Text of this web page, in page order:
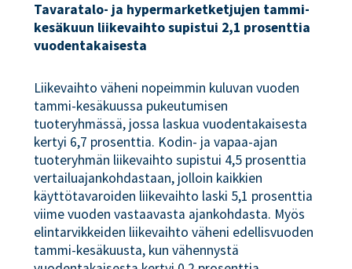
Tavaratalo- ja hypermarketketjujen tammi-
kesäkuun liikevaihto supistui 2,1 prosenttia
vuodentakaisesta
Liikevaihto väheni nopeimmin kuluvan vuoden
tammi-kesäkuussa pukeutumisen
tuoteryhmässä, jossa laskua vuodentakaisesta
kertyi 6,7 prosenttia. Kodin- ja vapaa-ajan
tuoteryhmän liikevaihto supistui 4,5 prosenttia
vertailuajankohdastaan, jolloin kaikkien
käyttötavaroiden liikevaihto laski 5,1 prosenttia
viime vuoden vastaavasta ajankohdasta. Myös
elintarvikkeiden liikevaihto väheni edellisvuoden
tammi-kesäkuusta, kun vähennystä